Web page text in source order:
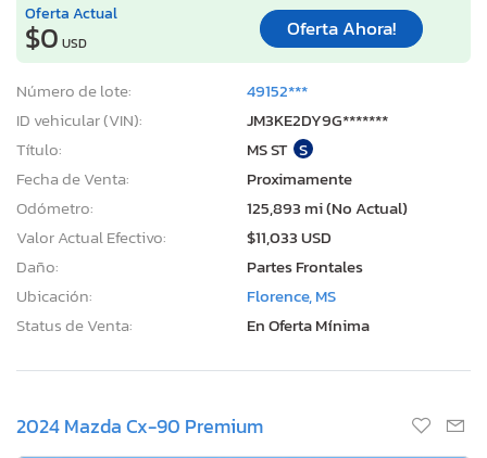
Oferta Actual
$0 USD
Oferta Ahora!
Número de lote:
49152***
ID vehicular (VIN):
JM3KE2DY9G*******
Título:
MS ST S
Fecha de Venta:
Proximamente
Odómetro:
125,893 mi (No Actual)
Valor Actual Efectivo:
$11,033 USD
Daño:
Partes Frontales
Ubicación:
Florence, MS
Status de Venta:
En Oferta Mínima
2024 Mazda Cx-90 Premium